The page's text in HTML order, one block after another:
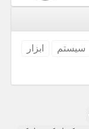
سیستم
ابزار